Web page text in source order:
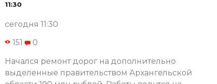
11:30
сегодня 11:30
151 0
Начался ремонт дорог на дополнительно
выделенные правительством Архангельской